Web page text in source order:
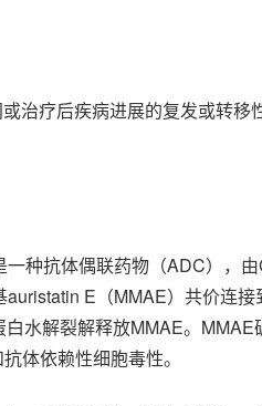
治疗后疾病进展的复发或转
一种抗体偶联药物（ADC），
E（MMAE）共价连
水解裂解释放MMAE。
体依赖性细胞毒性。